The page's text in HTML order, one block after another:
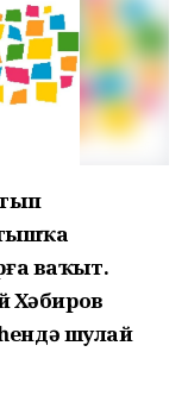
ваҡыт.
Хәбиров
шулай